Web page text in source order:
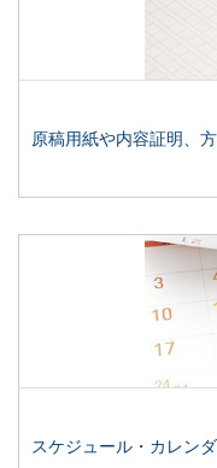
原稿用紙や内容証明、
スケジュール・カレン